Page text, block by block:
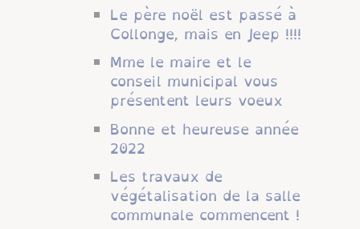
Le père noël est passé à
Collonge, mais en Jeep !!!!
Mme le maire et le
conseil municipal vous
présentent leurs voeux
Bonne et heureuse année
2022
Les travaux de
végétalisation de la salle
communale commencent !